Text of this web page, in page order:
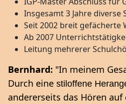
Insgesamt 3 Jahre
Seit 2002 breit
Ab 2007
Leitung mehrerer
Bernhard: "In meinem
Durch eine stiloffene
andererseits das Hören